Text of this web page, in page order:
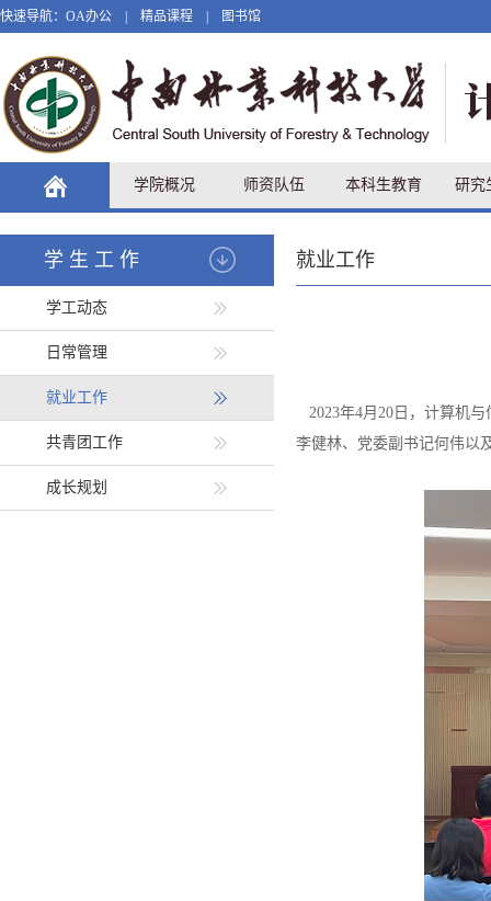
快速导航： OA办公 精品课程 图书馆
学院概况 师资队伍 本科生教育 研究
学生工作
学工动态
日常管理
就业工作
共青团工作
成长规划
就业工作
2023年4月20日，计算机
李健林、党委副书记何伟以